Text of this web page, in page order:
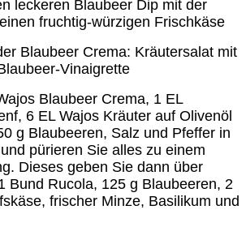
leckeren Blaubeer Dip mit der
fruchtig-würzigen Frischkäse
Blaubeer Crema: Kräutersalat mit
Vinaigrette
Blaubeer Crema, 1 EL
6 EL Wajos Kräuter auf Olivenöl
g Blaubeeren, Salz und Pfeffer in
pürieren Sie alles zu einem
Dieses geben Sie dann über
Bund Rucola, 125 g Blaubeeren, 2
frischer Minze, Basilikum und